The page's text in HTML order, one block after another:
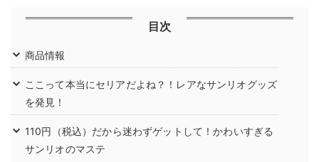
目次
商品情報
ここって本当にセリアだよね？！レアなサンリオグッズ
を発見！
110円（税込）だから迷わずゲットして！かわいすぎる
サンリオのマステ